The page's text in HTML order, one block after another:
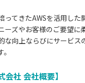
ってきたAWSを活用した
ーズやお客様のご要望に
な向上ならびにサービス
会社 会社概要】